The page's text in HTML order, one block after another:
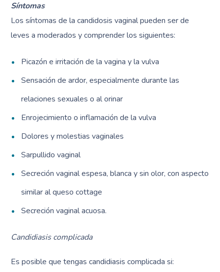
Síntomas
Los síntomas de la candidosis vaginal pueden ser de
leves a moderados y comprender los siguientes:
Picazón e irritación de la vagina y la vulva
Sensación de ardor, especialmente durante las
relaciones sexuales o al orinar
Enrojecimiento o inflamación de la vulva
Dolores y molestias vaginales
Sarpullido vaginal
Secreción vaginal espesa, blanca y sin olor, con aspecto
similar al queso cottage
Secreción vaginal acuosa.
Candidiasis complicada
Es posible que tengas candidiasis complicada si: